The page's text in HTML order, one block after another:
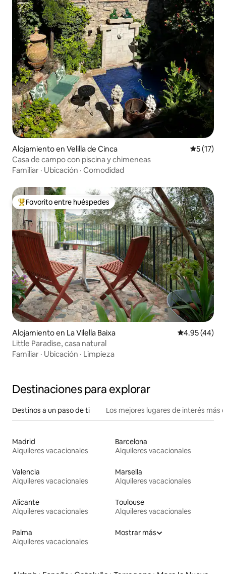
Alojamiento en Velilla de Cinca
5 (17)
Casa de campo con piscina y chimeneas
Familiar · Ubicación · Comodidad
Favorito entre huéspedes preferido
Favorito entre huéspedes
Alojamiento en La Vilella Baixa Calificación
4.95 (44)
Little Paradise, casa natural
Familiar · Ubicación · Limpieza
Destinaciones para explorar
Destinos a un paso de ti Los mejores lugares de interés más
Madrid
Alquileres vacacionales
Barcelona
Alquileres vacacionales
Valencia
Alquileres vacacionales
Marsella
Alquileres vacacionales
Alicante
Alquileres vacacionales
Toulouse
Alquileres vacacionales
Palma
Alquileres vacacionales
Mostrar más